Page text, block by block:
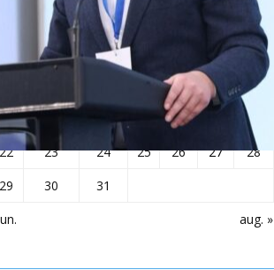
Ma Mi D
aug. »
2 3 6
7
11 12 13
14
19
21
23 24 25 26 27
28
29
30 31